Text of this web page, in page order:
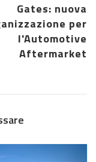
Gates: nuova
per
l'Automotive
Aftermarket